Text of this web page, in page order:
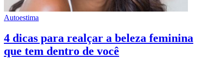
Autoestima
4 dicas para realçar a beleza feminina
que tem dentro de você